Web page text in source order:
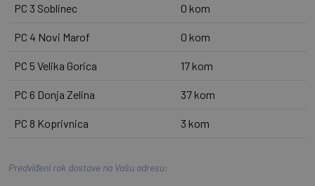
PC 3 Soblinec 0 kom
PC 4 Novi Marof 0 kom
PC 5 Velika Gorica 17 kom
PC 6 Donja Zelina 37 kom
PC 8 Koprivnica 3 kom
Predviđeni rok dostave na Vašu adresu: